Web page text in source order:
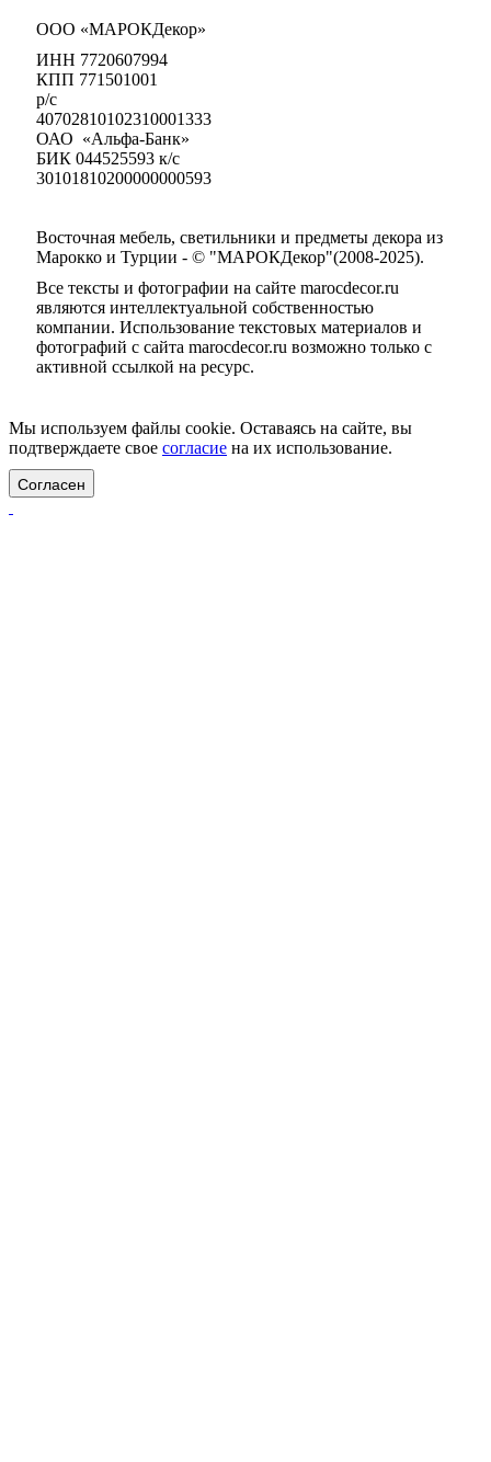
ООО «МАРОКДекор»
ИНН 7720607994
КПП 771501001
р/с
40702810102310001333
ОАО «Альфа-Банк»
БИК 044525593 к/с
30101810200000000593
Восточная мебель, светильники и предметы декора из
Марокко и Турции - © "МАРОКДекор"(2008-2025).
Все тексты и фотографии на сайте marocdecor.ru
являются интеллектуальной собственностью
компании. Использование текстовых материалов и
фотографий с сайта marocdecor.ru возможно только с
активной ссылкой на ресурс.
Мы используем файлы cookie. Оставаясь на сайте, вы
подтверждаете свое согласие на их использование.
Согласен